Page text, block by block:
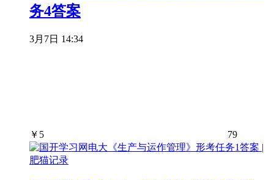
务4答案
3月7日 14:34
￥ 5 79